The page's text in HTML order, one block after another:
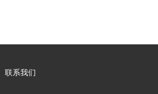
联系我们